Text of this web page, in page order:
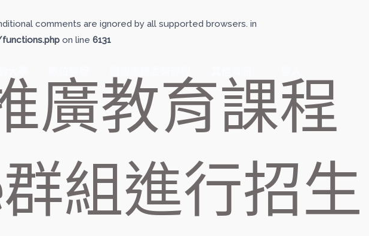
comments are ignored by all supported browsers. in
on line 6131
廣教育課程
組進行招生